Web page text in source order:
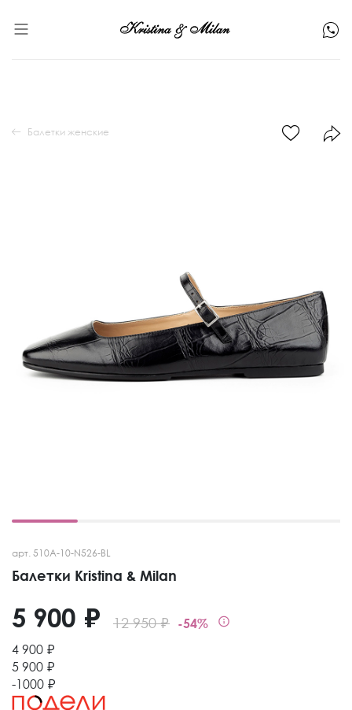
арт. 510A-10-N526-BL
Балетки Kristina & Milan
12 950 ₽ -54%
5 900 ₽
4 900 ₽
5 900 ₽
-1000 ₽
Балетки женские